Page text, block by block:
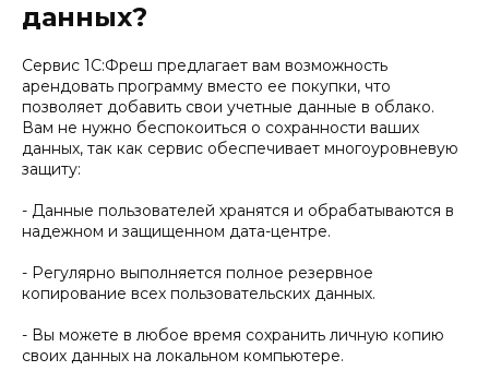
данных?
Сервис 1С:Фреш предлагает вам возможность
арендовать программу вместо ее покупки, что
позволяет добавить свои учетные данные в облако.
Вам не нужно беспокоиться о сохранности ваших
данных, так как сервис обеспечивает многоуровневую
защиту:
- Данные пользователей хранятся и обрабатываются в
надежном и защищенном дата-центре.
- Регулярно выполняется полное резервное
копирование всех пользовательских данных.
- Вы можете в любое время сохранить личную копию
своих данных на локальном компьютере.